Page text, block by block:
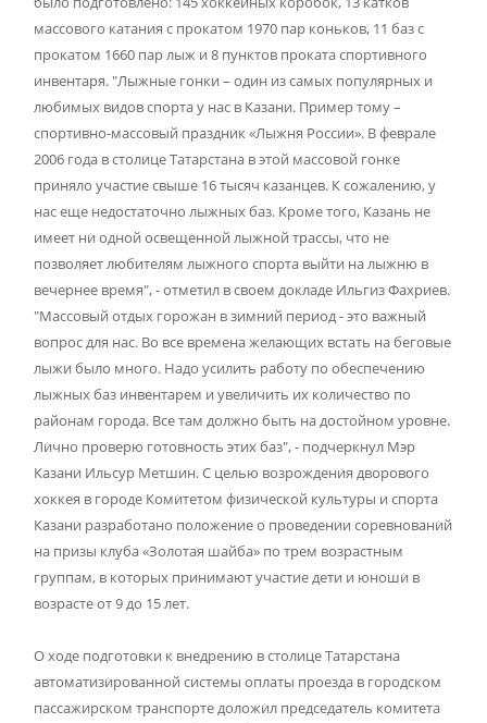
массового катания с прокатом 1970 пар коньков, 11 баз с
прокатом 1660 пар лыж и 8 пунктов проката спортивного
инвентаря. "Лыжные гонки – один из самых популярных и
любимых видов спорта у нас в Казани. Пример тому –
спортивно-массовый праздник «Лыжня России». В феврале
2006 года в столице Татарстана в этой массовой гонке
приняло участие свыше 16 тысяч казанцев. К сожалению, у
нас еще недостаточно лыжных баз. Кроме того, Казань не
имеет ни одной освещенной лыжной трассы, что не
позволяет любителям лыжного спорта выйти на лыжню в
вечернее время", - отметил в своем докладе Ильгиз Фахриев.
"Массовый отдых горожан в зимний период - это важный
вопрос для нас. Во все времена желающих встать на беговые
лыжи было много. Надо усилить работу по обеспечению
лыжных баз инвентарем и увеличить их количество по
районам города. Все там должно быть на достойном уровне.
Лично проверю готовность этих баз", - подчеркнул Мэр
Казани Ильсур Метшин. С целью возрождения дворового
хоккея в городе Комитетом физической культуры и спорта
Казани разработано положение о проведении соревнований
на призы клуба «Золотая шайба» по трем возрастным
группам, в которых принимают участие дети и юноши в
возрасте от 9 до 15 лет.
О ходе подготовки к внедрению в столице Татарстана
автоматизированной системы оплаты проезда в городском
пассажирском транспорте доложил председатель комитета